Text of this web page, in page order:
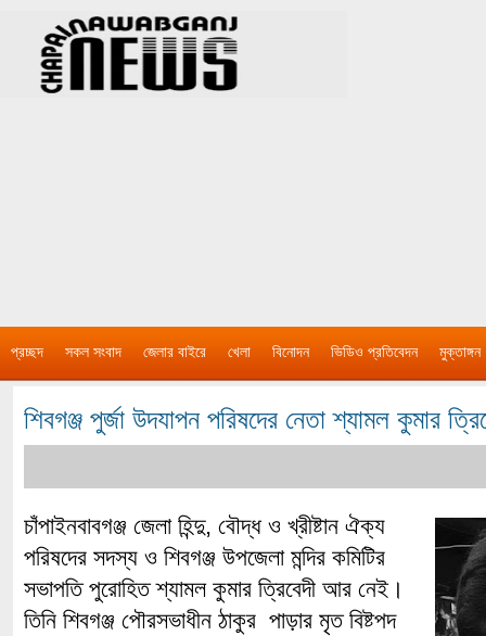
প্রচ্ছদ সকল সংবাদ জেলার বাইরে খেলা বিনোদন ভিডিও প্রতিবেদন মুক্তাঙ্গন
শিবগঞ্জ পুর্জা উদযাপন পরিষদের নেতা শ্যামল কুমার
চাঁপাইনবাবগঞ্জ জেলা হিন্দু, বৌদ্ধ ও খ্রীষ্টান ঐক্য
পরিষদের সদস্য ও শিবগঞ্জ উপজেলা মন্দির কমিটির
সভাপতি পুরোহিত শ্যামল কুমার ত্রিবেদী আর নেই।
তিনি শিবগঞ্জ পৌরসভাধীন ঠাকুর পাড়ার মৃত বিষ্টপদ